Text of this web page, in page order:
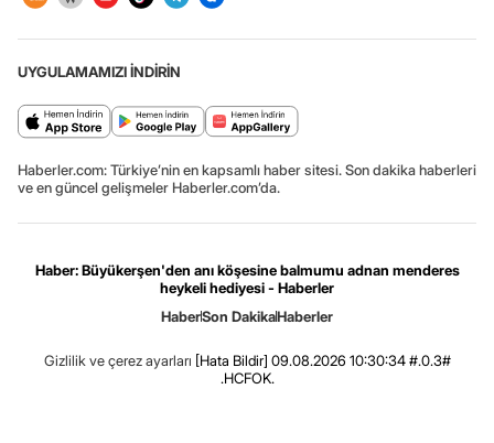
UYGULAMAMIZI İNDİRİN
Haberler.com: Türkiye’nin en kapsamlı haber sitesi. Son dakika haberleri
ve en güncel gelişmeler Haberler.com’da.
Haber: Büyükerşen'den anı köşesine balmumu adnan menderes
heykeli hediyesi - Haberler
HaberSon DakikaHaberler
Gizlilik ve çerez ayarları [Hata Bildir] 09.08.2026 10:30:34 #.0.3#
.HCFOK.